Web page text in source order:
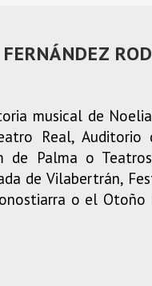
musical de
Real,
de Palma o
de Vilabertrán,
o el Otoño